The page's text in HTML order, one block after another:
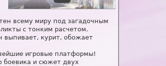
всему миру под загадочным
с тонким расчетом.
выпивает, курит, обожает
игровые платформы!
боевика и сюжет двух